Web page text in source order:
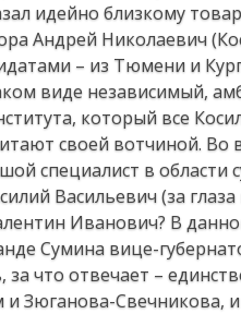
идейно близкому
Андрей Николаевич
– из Тюмени и
виде независимый,
который все
своей вотчиной. Во
специалист в области
Васильевич (за
Иванович? В
Сумина вице-
что отвечает –
Зюганова-Свечникова,